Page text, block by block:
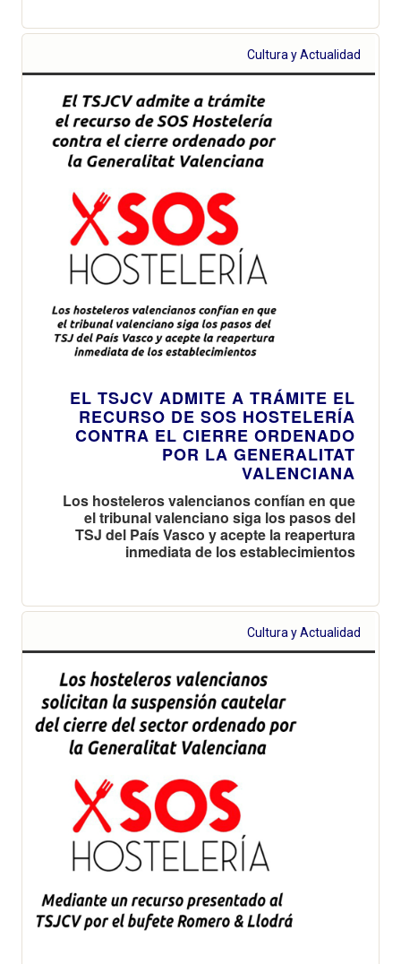
Cultura y Actualidad
EL TSJCV ADMITE A TRÁMITE EL
RECURSO DE SOS HOSTELERÍA
CONTRA EL CIERRE ORDENADO
POR LA GENERALITAT
VALENCIANA
Los hosteleros valencianos confían en que
el tribunal valenciano siga los pasos del
TSJ del País Vasco y acepte la reapertura
inmediata de los establecimientos
Cultura y Actualidad